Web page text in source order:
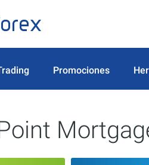
Promociones